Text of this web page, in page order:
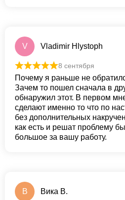
V Vladimir Hlystoph
8 сентября
Почему я раньше не
Зачем то пошел сначала в
обнаружил этот. В первом
сделают именно то что по
без дополнительных
как есть и решат проблему
большое за вашу работу.
В Вика В.